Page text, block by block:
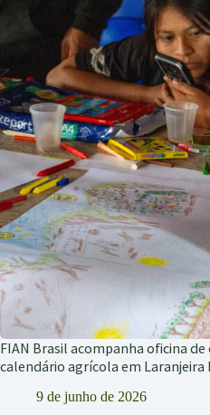
FIAN Brasil acompanha oficina
calendário agrícola em Laranjeira
9 de junho de 2026